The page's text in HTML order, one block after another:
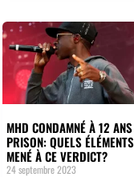
MHD CONDAMNÉ À 12
PRISON: QUELS
MENÉ À CE VERDICT?
24 septembre 2023